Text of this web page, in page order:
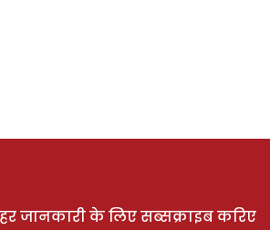
जानकारी के लिए सब्सक्राइब करिए